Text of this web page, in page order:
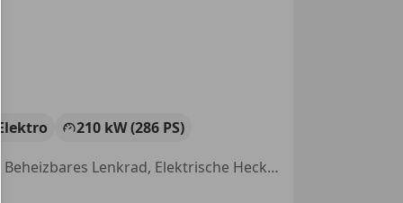
Elektro
210 kW (286 PS)
Anhängerkupplung, Elektrische Sitze, Head-up display, Soundsystem, Beheizbares Lenkrad, Elektrische Heckklappe, Notbremsassistent, Start/Stop-Automatik